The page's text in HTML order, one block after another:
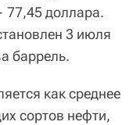
77,45 доллара.
3 июля
баррель.
как среднее
сортов нефти,